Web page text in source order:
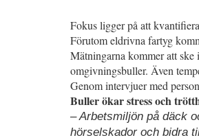
Fokus ligger på att
Förutom eldrivna fartyg
Mätningarna kommer att
omgivningsbuller. Även
Genom intervjuer med
Buller ökar stress och
– Arbetsmiljön på däck
hörselskador och bidra